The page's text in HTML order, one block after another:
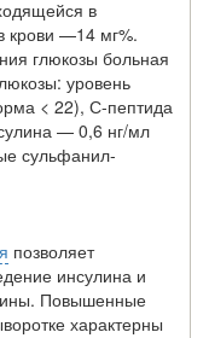
в
крови —14 мг%.
глюкозы больная
уровень
< 22), С-пептида
— 0,6 нг/мл
сульфанил­
позволяет
инсулина и
Повышен­ные
характерны